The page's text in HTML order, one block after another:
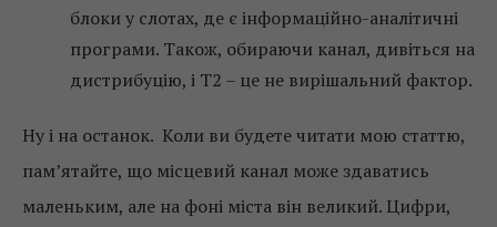
блоки у слотах, де є інформаційно-аналітичні
програми. Також, обираючи канал, дивіться на
дистрибуцію, і Т2 – це не вирішальний фактор.
Ну і на останок. Коли ви будете читати мою статтю,
пам’ятайте, що місцевий канал може здаватись
маленьким, але на фоні міста він великий. Цифри,